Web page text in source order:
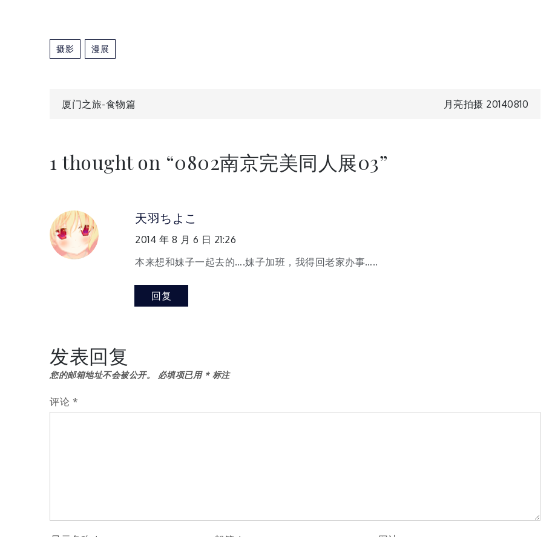
摄影 漫展
文
导
航
厦门之旅-食物篇 月亮拍摄 20140810
1 thought on “0802南京完美同人展03”
天羽ちよこ
2014 年 8 月 6 日 21:26
本来想和妹子一起去的….妹子加班，我得回老家办事…..
回复
发表回复
您的邮箱地址不会被公开。 必填项已用 *标注
评论 *